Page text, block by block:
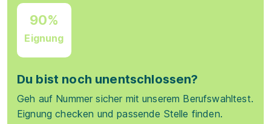
90%
Eignung
Du bist noch unentschlossen?
Geh auf Nummer sicher mit unserem Berufswahltest.
Eignung checken und passende Stelle finden.